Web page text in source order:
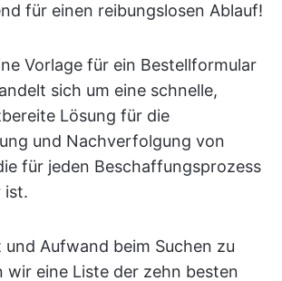
für einen reibungslosen Ablauf!
Vorlage für ein Bestellformular
sich um eine schnelle,
Lösung für die
und Nachverfolgung von
für jeden Beschaffungsprozess
ist.
und Aufwand beim Suchen zu
wir eine Liste der zehn besten